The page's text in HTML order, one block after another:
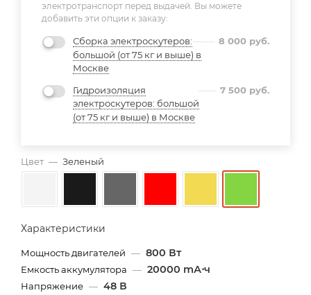
Цвет — Зеленый
Характеристики
Мощность двигателей — 800 Вт
Емкость аккумулятора — 20000 mА⋅ч
Напряжение — 48 В
электротранспорт перед выдачей. Вы можете
добавить эти опции к заказу:
Сборка электроскутеров:
большой (от 75 кг и выше) в
Москве
8 000 руб.
Гидроизоляция
электроскутеров: большой
(от 75 кг и выше) в Москве
7 500 руб.